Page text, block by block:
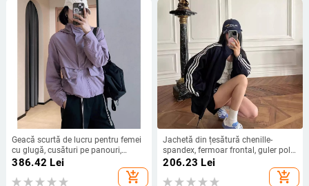
Geacă scurtă de lucru pentru femei
cu glugă, cusături pe panouri,
croială lejeră, primăvara 2025
386.42 Lei
add_shopping_cart
Jachetă din țesătură chenille-
spandex, fermoar frontal, guler polo,
mâneci lungi raglan, croială lejeră
206.23 Lei
add_shopping_cart